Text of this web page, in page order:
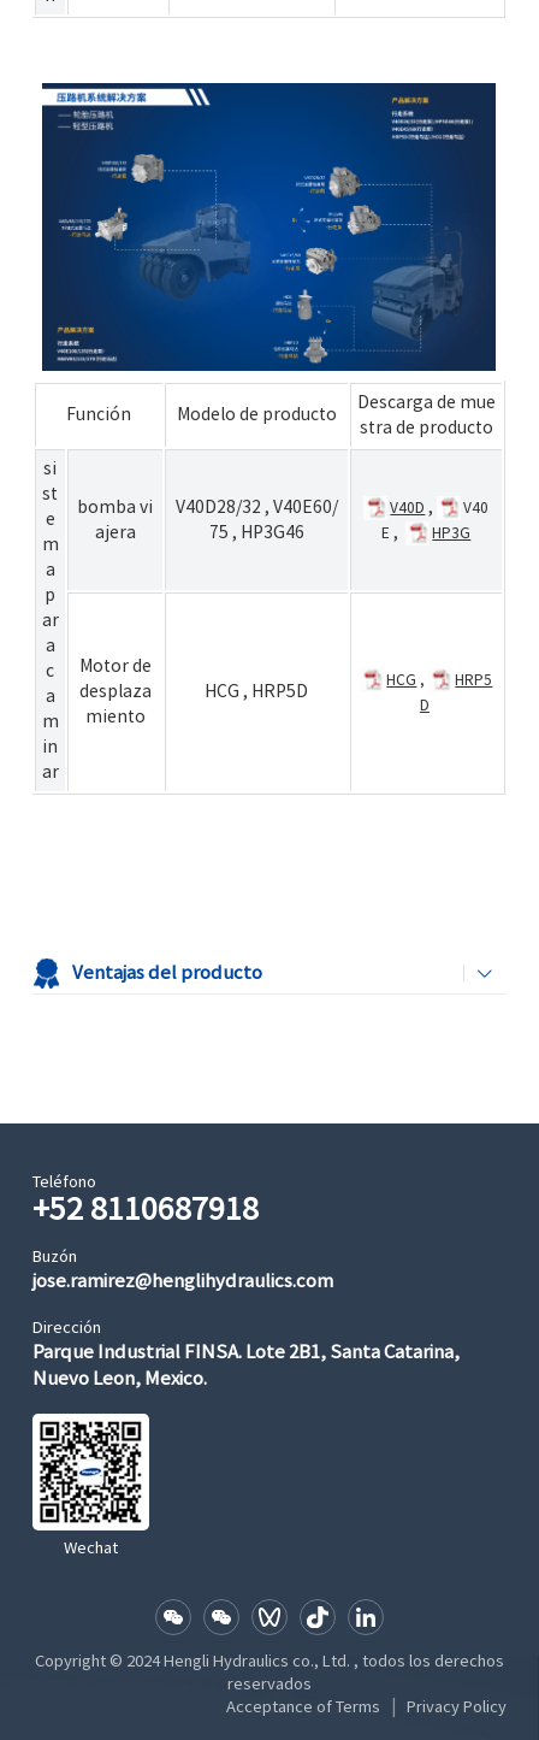
Función Modelo de producto
Descarga de mue
stra de producto
si
st
e
m
a
p
ar
a
c
a
m
in
ar
bomba vi
ajera
V40D28/32 , V40E60/
75 , HP3G46
V40D ,
V40
E , HP3G
Motor de
desplaza
miento
HCG , HRP5D
HCG
HRP5
D
Ventajas del producto
Teléfono
+52 8110687918
Buzón
jose.ramirez@henglihydraulics.com
Dirección
Parque Industrial FINSA. Lote 2B1, Santa Catarina,
Nuevo Leon, Mexico.
Wechat
Copyright © 2024 Hengli Hydraulics co., Ltd. , todos los derechos
reservados
Acceptance of Terms
Privacy Policy